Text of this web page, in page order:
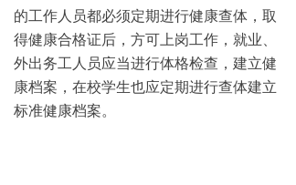
的工作人员都必须定期进行健康查体，取
得健康合格证后，方可上岗工作，就业、
外出务工人员应当进行体格检查，建立健
康档案，在校学生也应定期进行查体建立
标准健康档案。